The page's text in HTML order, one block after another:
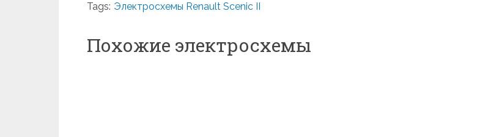
Tags: Электросхемы Renault Scenic II
Похожие электросхемы